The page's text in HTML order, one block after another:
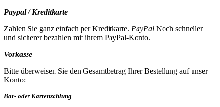
Paypal / Kreditkarte
Zahlen Sie ganz einfach per Kreditkarte. PayPal Noch schneller
und sicherer bezahlen mit ihrem PayPal-Konto.
Vorkasse
Bitte überweisen Sie den Gesamtbetrag Ihrer Bestellung auf unser
Konto:
Bar- oder Kartenzahlung